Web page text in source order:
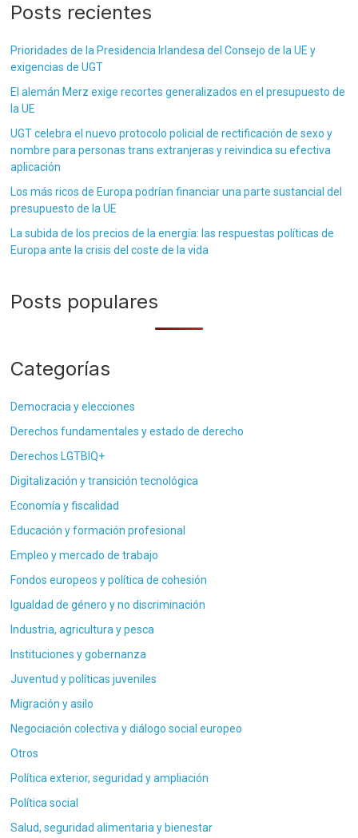
Posts recientes
Prioridades de la Presidencia Irlandesa del Consejo de la UE y
exigencias de UGT
El alemán Merz exige recortes generalizados en el presupuesto de
la UE
UGT celebra el nuevo protocolo policial de rectificación de sexo y
nombre para personas trans extranjeras y reivindica su efectiva
aplicación
Los más ricos de Europa podrían financiar una parte sustancial del
presupuesto de la UE
La subida de los precios de la energía: las respuestas políticas de
Europa ante la crisis del coste de la vida
Posts populares
Categorías
Democracia y elecciones
Derechos fundamentales y estado de derecho
Derechos LGTBIQ+
Digitalización y transición tecnológica
Economía y fiscalidad
Educación y formación profesional
Empleo y mercado de trabajo
Fondos europeos y política de cohesión
Igualdad de género y no discriminación
Industria, agricultura y pesca
Instituciones y gobernanza
Juventud y políticas juveniles
Migración y asilo
Negociación colectiva y diálogo social europeo
Otros
Política exterior, seguridad y ampliación
Política social
Salud, seguridad alimentaria y bienestar